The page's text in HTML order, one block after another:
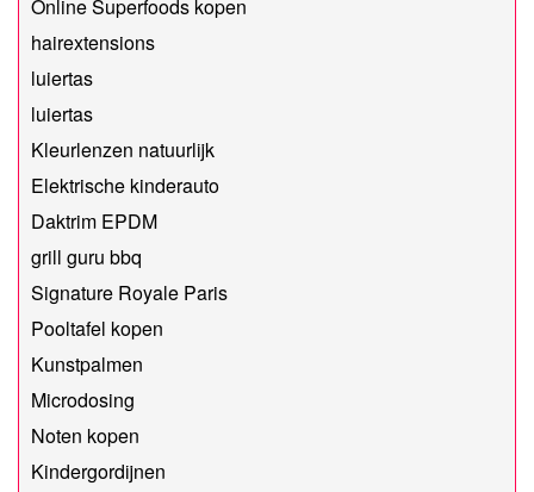
Online Superfoods kopen
hairextensions
luiertas
luiertas
Kleurlenzen natuurlijk
Elektrische kinderauto
Daktrim EPDM
grill guru bbq
Signature Royale Paris
Pooltafel kopen
Kunstpalmen
Microdosing
Noten kopen
Kindergordijnen